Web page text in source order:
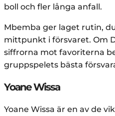
boll och fler långa anfall.
Mbemba ger laget rutin,
mittpunkt i försvaret. Om
siffrorna mot favoriterna
gruppspelets bästa
Yoane Wissa
Yoane Wissa är en av de